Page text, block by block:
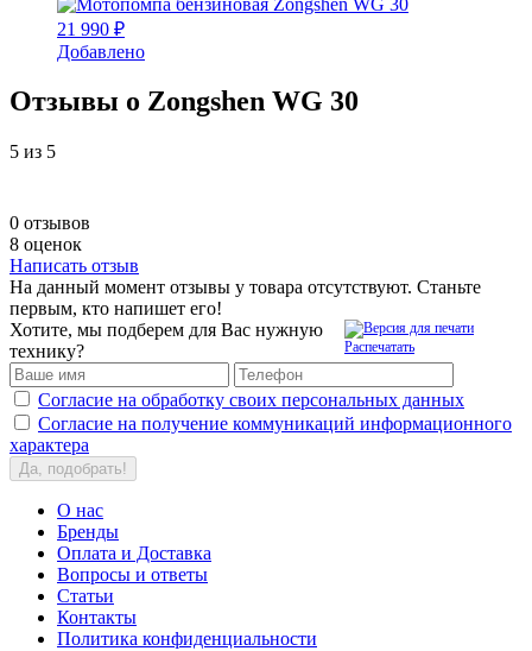
21 990 ₽
Добавлено
Отзывы о Zongshen WG 30
5 из 5
0 отзывов
8 оценок
Написать отзыв
На данный момент отзывы у товара отсутствуют. Станьте
первым, кто напишет его!
Распечатать
Хотите, мы подберем для Вас нужную
технику?
Согласие на обработку своих персональных данных
Согласие на получение коммуникаций информационного
характера
Да, подобрать!
О нас
Бренды
Оплата и Доставка
Вопросы и ответы
Статьи
Контакты
Политика конфиденциальности